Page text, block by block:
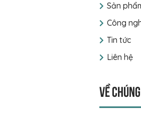
Sản
Công
Tin tức
Liên hệ
Về